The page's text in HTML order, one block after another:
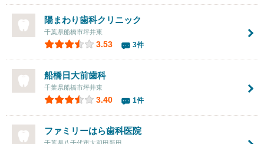
陽まわり歯科クリニック
千葉県船橋市坪井東
3.53 3件
船橋日大前歯科
千葉県船橋市坪井東
3.40 1件
ファミリーはら歯科医院